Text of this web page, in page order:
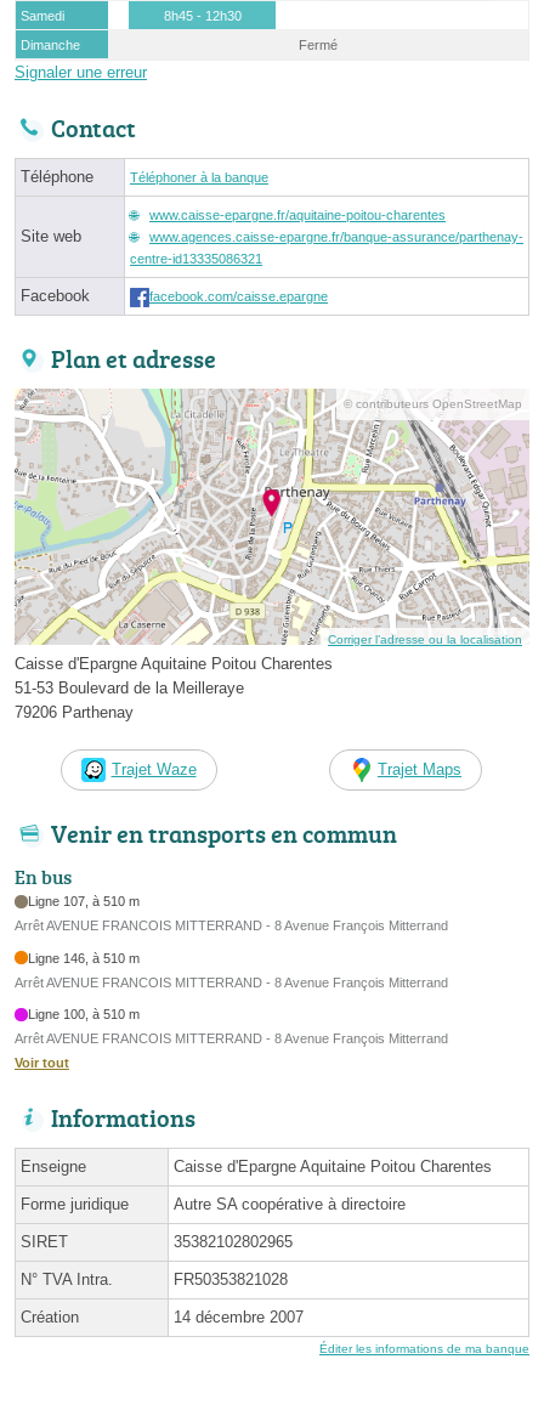
Samedi
8h45 - 12h30
Dimanche
Fermé
Signaler une erreur
Contact
Téléphone Téléphoner à la banque
Site web
www.caisse-epargne.fr/aquitaine-poitou-charentes
www.agences.caisse-epargne.fr/banque-assurance/parthenay-
centre-id13335086321
Facebook facebook.com/caisse.epargne
Plan et adresse
© contributeurs OpenStreetMap
Corriger l’adresse ou la localisation
Caisse d'Epargne Aquitaine Poitou Charentes
51-53 Boulevard de la Meilleraye
79206 Parthenay
Trajet Waze Trajet Maps
Venir en transports en commun
En bus
Ligne 107, à 510 m
Arrêt AVENUE FRANCOIS MITTERRAND - 8 Avenue François Mitterrand
Ligne 146, à 510 m
Arrêt AVENUE FRANCOIS MITTERRAND - 8 Avenue François Mitterrand
Ligne 100, à 510 m
Arrêt AVENUE FRANCOIS MITTERRAND - 8 Avenue François Mitterrand
Voir tout
Informations
Enseigne Caisse d'Epargne Aquitaine Poitou Charentes
Forme juridique Autre SA coopérative à directoire
SIRET 35382102802965
N° TVA Intra. FR50353821028
Création 14 décembre 2007
Éditer les informations de ma banque